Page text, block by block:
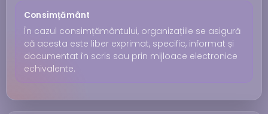
Consimțământ
În cazul consimțământului, organizațiile se asigură
că acesta este liber exprimat, specific, informat și
documentat în scris sau prin mijloace electronice
echivalente.